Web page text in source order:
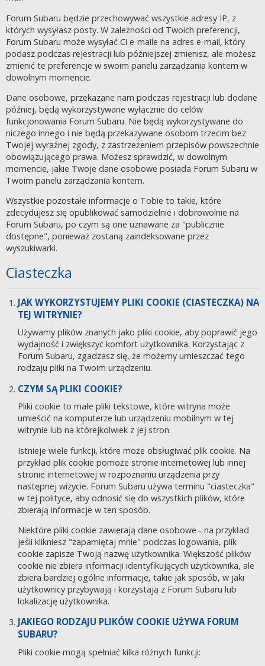
Forum Subaru będzie przechowywać wszystkie adresy IP, z
których wysyłasz posty. W zależności od Twoich preferencji,
Forum Subaru może wysyłać Ci e-maile na adres e-mail, który
podasz podczas rejestracji lub późniejszej zmienisz, ale możesz
zmienić te preferencje w swoim panelu zarządzania kontem w
dowolnym momencie.
Dane osobowe, przekazane nam podczas rejestracji lub dodane
później, będą wykorzystywane wyłącznie do celów
funkcjonowania Forum Subaru. Nie będą wykorzystywane do
niczego innego i nie będą przekazywane osobom trzecim bez
Twojej wyraźnej zgody, z zastrzeżeniem przepisów powszechnie
obowiązującego prawa. Możesz sprawdzić, w dowolnym
momencie, jakie Twoje dane osobowe posiada Forum Subaru w
Twoim panelu zarządzania kontem.
Wszystkie pozostałe informacje o Tobie to takie, które
zdecydujesz się opublikować samodzielnie i dobrowolnie na
Forum Subaru, po czym są one uznawane za "publicznie
dostępne", ponieważ zostaną zaindeksowane przez
wyszukiwarki.
Ciasteczka
JAK WYKORZYSTUJEMY PLIKI COOKIE (CIASTECZKA) NA
TEJ WITRYNIE?
Używamy plików znanych jako pliki cookie, aby poprawić jego
wydajność i zwiększyć komfort użytkownika. Korzystając z
Forum Subaru, zgadzasz się, że możemy umieszczać tego
rodzaju pliki na Twoim urządzeniu.
CZYM SĄ PLIKI COOKIE?
Pliki cookie to małe pliki tekstowe, które witryna może
umieścić na komputerze lub urządzeniu mobilnym w tej
witrynie lub na którejkolwiek z jej stron.
Istnieje wiele funkcji, które może obsługiwać plik cookie. Na
przykład plik cookie pomoże stronie internetowej lub innej
stronie internetowej w rozpoznaniu urządzenia przy
następnej wizycie. Forum Subaru używa terminu "ciasteczka"
w tej polityce, aby odnosić się do wszystkich plików, które
zbierają informacje w ten sposób.
Niektóre pliki cookie zawierają dane osobowe - na przykład
jeśli klikniesz "zapamiętaj mnie" podczas logowania, plik
cookie zapisze Twoją nazwę użytkownika. Większość plików
cookie nie zbiera informacji identyfikujących użytkownika, ale
zbiera bardziej ogólne informacje, takie jak sposób, w jaki
użytkownicy przybywają i korzystają z Forum Subaru lub
lokalizację użytkownika.
JAKIEGO RODZAJU PLIKÓW COOKIE UŻYWA FORUM
SUBARU?
Pliki cookie mogą spełniać kilka różnych funkcji: